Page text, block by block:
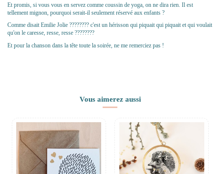
Et promis, si vous vous en servez comme coussin de yoga, on ne dira rien. Il est
tellement mignon, pourquoi serait-il seulement réservé aux enfants ?
Comme disait Emilie Jolie ???????? c'est un hérisson qui piquait qui piquait et qui voulait
qu'on le caresse, resse, resse ????????
Et pour la chanson dans la tête toute la soirée, ne me remerciez pas !
Vous aimerez aussi